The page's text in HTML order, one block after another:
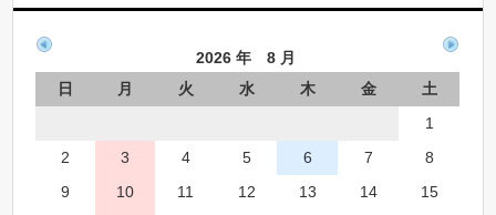
2026 年 8 月
日
月 火 水 木 金
土
1
2
3 4 5 6 7
8
9
10 11 12 13 14
15